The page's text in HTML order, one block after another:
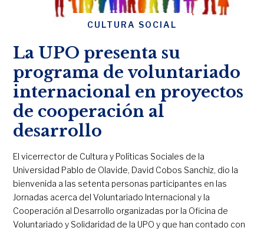
CULTURA SOCIAL
La UPO presenta su
programa de voluntariado
internacional en proyectos
de cooperación al
desarrollo
El vicerrector de Cultura y Políticas Sociales de la
Universidad Pablo de Olavide, David Cobos Sanchiz, dio la
bienvenida a las setenta personas participantes en las
Jornadas acerca del Voluntariado Internacional y la
Cooperación al Desarrollo organizadas por la Oficina de
Voluntariado y Solidaridad de la UPO y que han contado con